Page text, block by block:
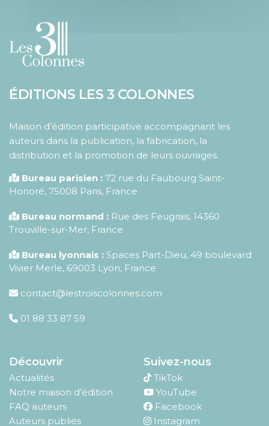
ÉDITIONS LES 3 COLONNES
Maison d’édition participative accompagnant les
auteurs dans la publication, la fabrication, la
distribution et la promotion de leurs ouvrages.
Bureau parisien : 72 rue du Faubourg Saint-
Honoré, 75008 Paris, France
Bureau normand : Rue des Feugrais, 14360
Trouville-sur-Mer, France
Bureau lyonnais : Spaces Part-Dieu, 49 boulevard
Vivier Merle, 69003 Lyon, France
contact@lestroiscolonnes.com
01 88 33 87 59
Découvrir
Actualités
Notre maison d’édition
FAQ auteurs
Auteurs publiés
Suivez-nous
TikTok
YouTube
Facebook
Instagram